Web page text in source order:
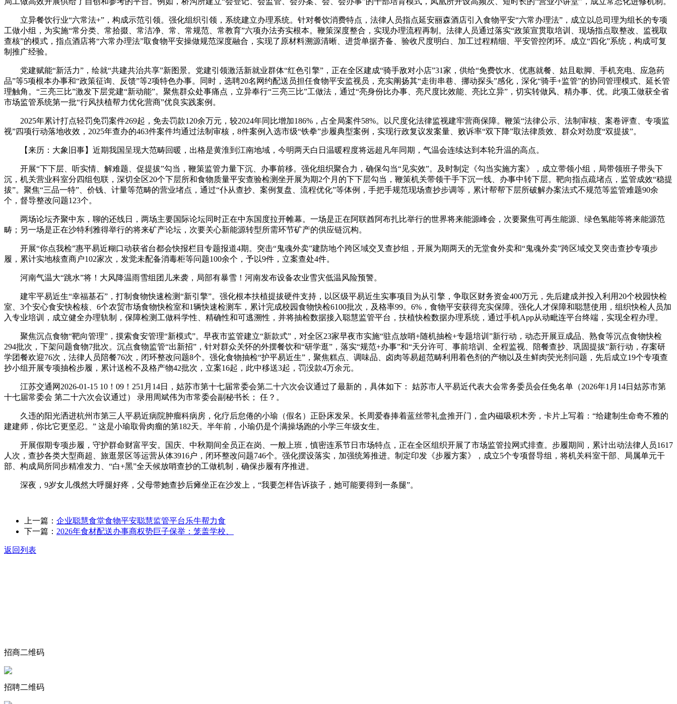
立异餐饮行业“六常法+”，构成示范引领。强化组织引领，系统建立办理系统。针对餐饮消费特点，法律人员指点延安丽森酒店引入食物平安“六常办理法”，成立以总司理为组长的专项
工做小组，为实施“常分类、常拾掇、常洁净、常、常规范、常教育”六项办法夯实根本。鞭策深度整合，实现办理流程再制。法律人员通过落实“政策宣贯取培训、现场指点取整改、监视取
查核”的模式，指点酒店将“六常办理法”取食物平安操做规范深度融合，实现了原材料溯源清晰、进货单据齐备、验收尺度明白、加工过程精细、平安管控闭环。成立“四化”系统，构成可复
制推广经验。
党建赋能“新活力”，绘就“共建共治共享”新图景。党建引领激活新就业群体“红色引擎”，正在全区建成“骑手敌对小店”31家，供给“免费饮水、优惠就餐、姑且歇脚、手机充电、应急药
品”等5项根本办事和“政策征询、反馈”等2项特色办事。同时，选聘20名网约配送员担任食物平安监视员，充实阐扬其“走街串巷、挪动探头”感化，深化“骑手+监管”的协同管理模式、延长管
理触角。“三亮三比”激发下层党建“新动能”。聚焦群众处事痛点，立异奉行“三亮三比”工做法，通过“亮身份比办事、亮尺度比效能、亮比立异”，切实转做风、精办事、优。此项工做获全省
市场监管系统第一批“行风扶植帮力优化营商”优良实践案例。
2025年累计打点轻罚免罚案件269起，免去罚款120余万元，较2024年同比增加186%，占全局案件58%。以尺度化法律监视建牢营商保障。鞭策“法律公示、法制审核、案卷评查、专项监
视”四项行动落地收效，2025年查办的463件案件均通过法制审核，8件案例入选市级“铁拳”步履典型案例，实现行政复议发案量、败诉率“双下降”取法律质效、群众对劲度“双提拔”。
【来历：大象旧事】近期我国呈现大范畴回暖，出格是黄淮到江南地域，今明两天白日温暖程度将远超凡年同期，气温会连续达到本轮升温的高点。
开展“下下层、听实情、解难题、促提拔”勾当，鞭策监管力量下沉、办事前移。强化组织聚合力，确保勾当“见实效”。及时制定《勾当实施方案》，成立带领小组，局带领班子带头下
沉，机关营业科室分四组包联，深切全区20个下层所和食物质量平安查验检测坐开展为期2个月的下下层勾当，鞭策机关带领干手下沉一线、办事中转下层。靶向指点疏堵点，监管成效“稳提
拔”。聚焦“三品一特”、价钱、计量等范畴的营业堵点，通过“仆从查抄、案例复盘、流程优化”等体例，手把手规范现场查抄步调等，累计帮帮下层所破解办案法式不规范等监管难题90余
个，督导整改问题123个。
两场论坛齐聚中东，聊的还线日，两场主要国际论坛同时正在中东国度拉开帷幕。一场是正在阿联酋阿布扎比举行的世界将来能源峰会，次要聚焦可再生能源、绿色氢能等将来能源范
畴；另一场是正在沙特利雅得举行的将来矿产论坛，次要关心新能源转型所需环节矿产的供应链沉构。
开展“你点我检”惠平易近糊口动获省台都会快报栏目专题报道4期。突击“鬼魂外卖”建防地个跨区域交叉查抄组，开展为期两天的无堂食外卖和“鬼魂外卖”跨区域交叉突击查抄专项步
履，累计实地核查商户102家次，发觉未配备消毒柜等问题100余个，予以9件，立案查处4件。
河南气温大“跳水”将！大风降温雨雪组团儿来袭，局部有暴雪！河南发布设备农业雪灾低温风险预警。
建牢平易近生“幸福基石”，打制食物快速检测“新引擎”。强化根本扶植提拔硬件支持，以区级平易近生实事项目为从引擎，争取区财务资金400万元，先后建成并投入利用20个校园快检
室、3个安心食安快检核、6个农贸市场食物快检室和1辆快速检测车，累计完成校园食物快检6100批次，及格率99。6%，食物平安获得充实保障。强化人才保障和聪慧使用，组织快检人员加
入专业培训，成立健全办理轨制，保障检测工做科学性、精确性和可逃溯性，并将抽检数据接入聪慧监管平台，扶植快检数据办理系统，通过手机App从动毗连平台终端，实现全程办理。
聚焦沉点食物“靶向管理”，摸索食安管理“新模式”。早夜市监管建立“新款式”，对全区23家早夜市实施“驻点放哨+随机抽检+专题培训”新行动，动态开展豆成品、熟食等沉点食物快检
294批次，下架问题食物7批次。沉点食物监管“出新招”，针对群众关怀的外摆餐饮和“研学逛”，落实“规范+办事”和“天分许可、事前培训、全程监视、陪餐查抄、巩固提拔”新行动，存案研
学团餐欢迎76次，法律人员陪餐76次，闭环整改问题8个。强化食物抽检“护平易近生”，聚焦糕点、调味品、卤肉等易超范畴利用着色剂的产物以及生鲜肉荧光剂问题，先后成立19个专项查
抄小组开展专项抽检步履，累计送检不及格产物42批次，立案16起，此中移送3起，罚没款4万余元。
江苏交通网2026-01-15 10！09！251月14日，姑苏市第十七届常委会第二十六次会议通过了最新的，具体如下： 姑苏市人平易近代表大会常务委员会任免名单（2026年1月14日姑苏市第
十七届常委会 第二十六次会议通过） 录用周斌伟为市常委会副秘书长； 任？。
久违的阳光洒进杭州市第三人平易近病院肿瘤科病房，化疗后怠倦的小瑜（假名）正卧床发呆。长周爱春捧着蓝丝带礼盒推开门，盒内磁吸积木旁，卡片上写着：“给建制生命奇不雅的
建建师，你比它更坚忍。” 这是小瑜取骨肉瘤的第182天。半年前，小瑜仍是个满操场跑的小学三年级女生。
开展假期专项步履，守护群命财富平安。国庆、中秋期间全员正在岗、一般上班，慎密连系节日市场特点，正在全区组织开展了市场监管拉网式排查。步履期间，累计出动法律人员1617
人次，查抄各类大型商超、旅逛景区等运营从体3916户，闭环整改问题746个。强化摆设落实，加强统筹推进。制定印发《步履方案》，成立5个专项督导组，将机关科室干部、局属单元干
部、构成局所同步精准发力、“白+黑”全天候放哨查抄的工做机制，确保步履有序推进。
深夜，9岁女儿俄然大呼腿好疼，父母带她查抄后瘫坐正在沙发上，“我要怎样告诉孩子，她可能要得到一条腿”。
上一篇： 企业聪慧食堂食物平安聪慧监管平台乐牛帮力食
下一篇： 2026年食材配送办事商权势巨子保举：笼盖学校、
返回列表
招商二维码
招聘二维码